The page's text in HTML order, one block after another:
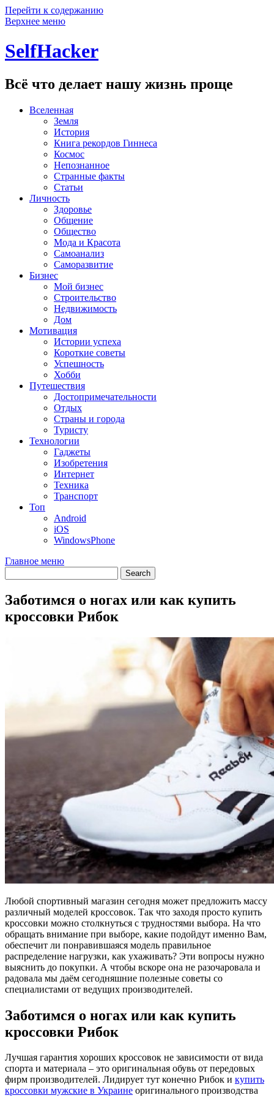
Перейти к содержанию
Верхнее меню
SelfHacker
Всё что делает нашу жизнь проще
Вселенная
Земля
История
Книга рекордов Гиннеса
Космос
Непознанное
Странные факты
Статьи
Личность
Здоровье
Общение
Общество
Мода и Красота
Самоанализ
Саморазвитие
Бизнес
Мой бизнес
Строительство
Недвижимость
Дом
Мотивация
Истории успеха
Короткие советы
Успешность
Хобби
Путешествия
Достопримечательности
Отдых
Страны и города
Туристу
Технологии
Гаджеты
Изобретения
Интернет
Техника
Транспорт
Топ
Android
iOS
WindowsPhone
Главное меню
Заботимся о ногах или как купить
кроссовки Рибок
Любой спортивный магазин сегодня может предложить массу
различный моделей кроссовок. Так что заходя просто купить
кроссовки можно столкнуться с трудностями выбора. На что
обращать внимание при выборе, какие подойдут именно Вам,
обеспечит ли понравившаяся модель правильное
распределение нагрузки, как ухаживать? Эти вопросы нужно
выяснить до покупки. А чтобы вскоре она не разочаровала и
радовала мы даём сегодняшние полезные советы со
специалистами от ведущих производителей.
Заботимся о ногах или как купить
кроссовки Рибок
Лучшая гарантия хороших кроссовок не зависимости от вида
спорта и материала – это оригинальная обувь от передовых
фирм производителей. Лидирует тут конечно Рибок и купить
кроссовки мужские в Украине оригинального производства